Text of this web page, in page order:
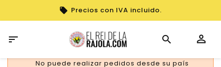
Precios con IVA incluido.

No puede realizar pedidos desde su país